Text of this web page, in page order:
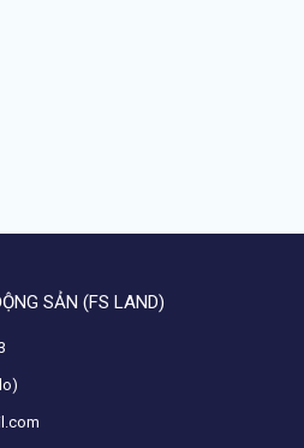
SẢN (FS LAND)